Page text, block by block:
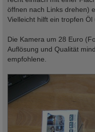
öffnen nach Links drehen)
Vielleicht hilft ein tropfen
Die Kamera um 28 Euro
Auflösung und Qualität
empfohlene.